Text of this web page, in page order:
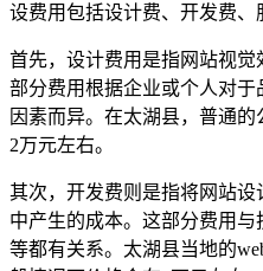
设费用包括设计费、开发费、
首先，设计费用是指网站视
部分费用根据企业或个人对
因素而异。在太湖县，普通
2万元左右。
其次，开发费则是指将网站
中产生的成本。这部分费用
等都有关系。太湖县当地的